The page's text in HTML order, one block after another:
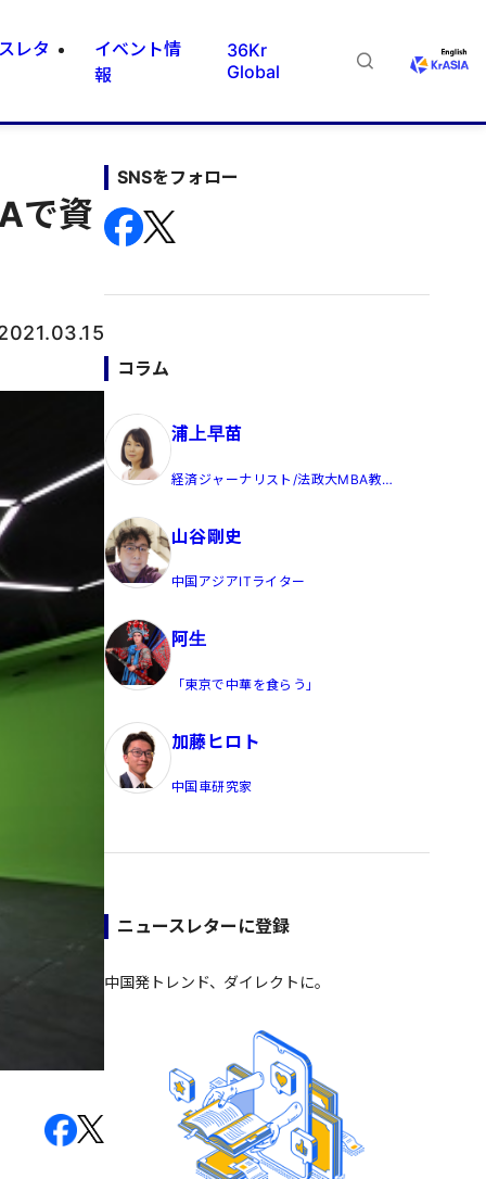
レタ
イベント情
報
36Kr
Global
で資
SNSをフォロー
コラム
浦上早苗
経済ジャーナリスト/法政大MBA教
山谷剛史
中国アジアITライター
阿生
「東京で中華を食らう」
加藤ヒロト
中国車研究家
ニュースレターに登録
中国発トレンド、ダイレクトに。